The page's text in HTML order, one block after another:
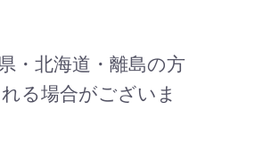
・北海道・離島の方
る場合がございま